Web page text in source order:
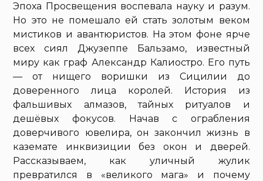
Эпоха Просвещения воспевала науку и разум.
Но это не помешало ей стать золотым веком
мистиков и авантюристов. На этом фоне ярче
всех сиял Джузеппе Бальзамо, известный
миру как граф Александр Калиостро. Его путь
— от нищего воришки из Сицилии до
доверенного лица королей. История из
фальшивых алмазов, тайных ритуалов и
дешёвых фокусов. Начав с ограбления
доверчивого ювелира, он закончил жизнь в
каземате инквизиции без окон и дверей.
Рассказываем, как уличный жулик
превратился в «великого мага» и почему